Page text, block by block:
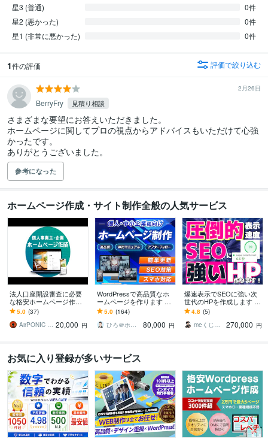
星3 (普通)
0件
星2 (悪かった)
0件
星1 (非常に悪かった)
0件
1件の評価 評価で絞り込む
2月26日
BerryFry 見積り相談
さまざまな要望にお答えいただきました。
ホームページに関してプロの視点からアドバイスもいただけて心強
かったです。
ありがとうございました。
参考になった
ホームページ作成・サイト制作全般の人気サービス
法人口座開設審査に必要
な格安ホームページ作成
します 法人銀行口座開設
審査、webサイト作成、コ
ーポレートサイトに
5.0 (37)
AirPONIC JOHN（ジョン） 20,000 円
WordPressで高品質なホ
ームページを作ります シ
ンプル/SEO/ホームペー
ジ/おしゃれ/スタイリッシ
ュ
5.0 (164)
ひろ＠ホームページ制作
80,000 円
爆速表示でSEOに強い次
世代のHPを作成します 運
用費無料〜！WordPress
より爆速！集客に直結す
るHP
4.8 (5)
meくじら＠迅速・丁寧な対応でHP作成
270,000 円
お気に入り登録が多いサービス